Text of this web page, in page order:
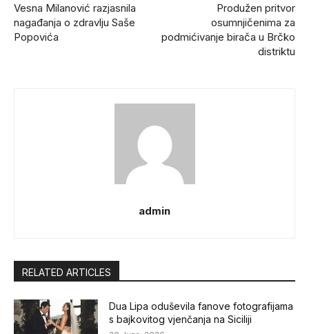
Vesna Milanović razjasnila
nagađanja o zdravlju Saše
Popovića
Produžen pritvor
osumnjičenima za
podmićivanje birača u Brčko
distriktu
admin
RELATED ARTICLES
Dua Lipa oduševila fanove fotografijama
s bajkovitog vjenčanja na Siciliji